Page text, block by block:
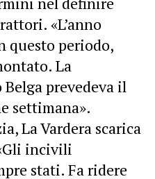
«L’anno
questo periodo,
La
prevedeva il
settimana».
La Vardera scarica
incivili
stati. Fa ridere